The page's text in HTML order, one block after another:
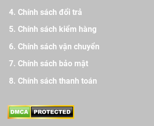
Chính sách đổi trả
Chính sách kiểm hàng
Chính sách vận chuyển
Chính sách bảo mật
Chính sách thanh toán